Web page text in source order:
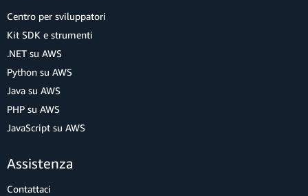
Centro per sviluppatori
Kit SDK e strumenti
.NET su AWS
Python su AWS
Java su AWS
PHP su AWS
JavaScript su AWS
Assistenza
Contattaci